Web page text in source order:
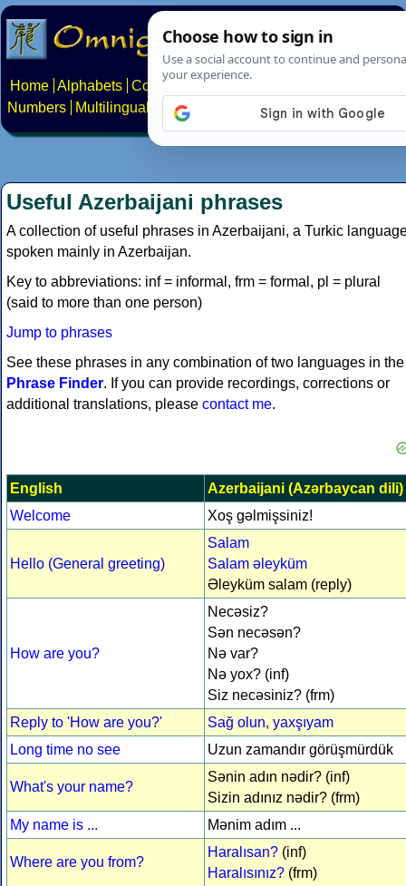
Home Alphabets Constructed scripts
Numbers
Multilingual Pages News About Contact
Useful Azerbaijani phrases
A collection of useful phrases in Azerbaijani, a Turkic
spoken mainly in Azerbaijan.
Key to abbreviations: inf = informal, frm = formal, pl = plural
(said to more than one person)
Jump to phrases
See these phrases in any combination of two languages in the
Phrase Finder. If you can provide recordings, corrections or
additional translations, please contact me.
English
Azerbaijani (Azərbaycan dili)
Welcome
Xoş gəlmişsiniz!
Hello (General greeting)
Salam
Salam əleyküm
Əleyküm salam (reply)
How are you?
Necəsiz?
Sən necəsən?
Nə var?
Nə yox? (inf)
Siz necəsiniz? (frm)
Reply to 'How are you?'
Sağ olun, yaxşıyam
Long time no see
Uzun zamandır görüşmürdük
What's your name?
Sənin adın nədir? (inf)
Sizin adınız nədir? (frm)
My name is ...
Mənim adım ...
Where are you from?
Haralısan? (inf)
Haralısınız? (frm)